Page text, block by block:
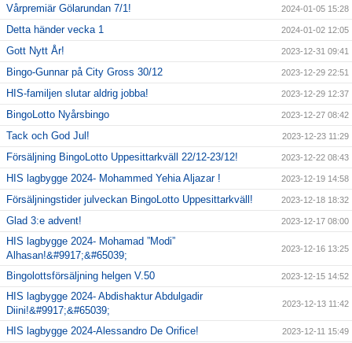
Vårpremiär Gölarundan 7/1! 2024-01-05 15:28
Detta händer vecka 1 2024-01-02 12:05
Gott Nytt År! 2023-12-31 09:41
Bingo-Gunnar på City Gross 30/12 2023-12-29 22:51
HIS-familjen slutar aldrig jobba! 2023-12-29 12:37
BingoLotto Nyårsbingo 2023-12-27 08:42
Tack och God Jul! 2023-12-23 11:29
Försäljning BingoLotto Uppesittarkväll 22/12-23/12! 2023-12-22 08:43
HIS lagbygge 2024- Mohammed Yehia Aljazar ! 2023-12-19 14:58
Försäljningstider julveckan BingoLotto Uppesittarkväll! 2023-12-18 18:32
Glad 3:e advent! 2023-12-17 08:00
HIS lagbygge 2024- Mohamad ”Modi”
Alhasan!&#9917;&#65039;
2023-12-16 13:25
Bingolottsförsäljning helgen V.50 2023-12-15 14:52
HIS lagbygge 2024- Abdishaktur Abdulgadir
Diini!&#9917;&#65039;
2023-12-13 11:42
HIS lagbygge 2024-Alessandro De Orifice! 2023-12-11 15:49